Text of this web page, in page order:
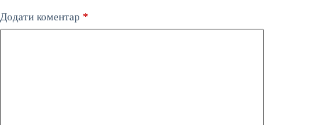
Додати коментар *